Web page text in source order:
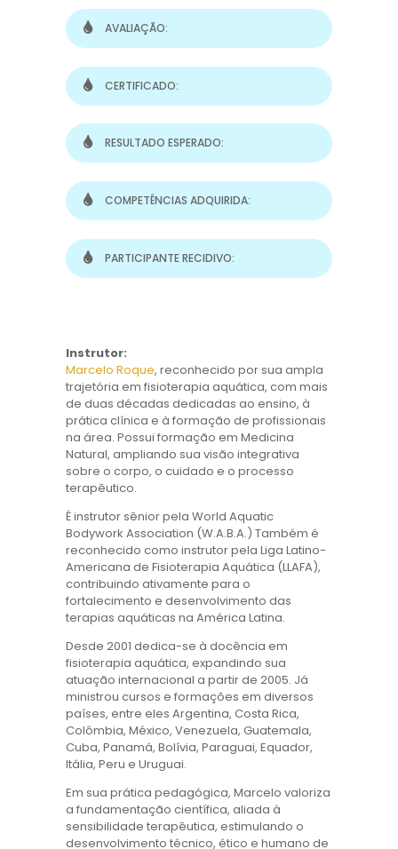
AVALIAÇÃO:
CERTIFICADO:
RESULTADO ESPERADO:
COMPETÊNCIAS ADQUIRIDA:
PARTICIPANTE RECIDIVO:
Instrutor:
Marcelo Roque, reconhecido por sua ampla
trajetória em fisioterapia aquática, com mais
de duas décadas dedicadas ao ensino, à
prática clínica e à formação de profissionais
na área. Possui formação em Medicina
Natural, ampliando sua visão integrativa
sobre o corpo, o cuidado e o processo
terapêutico.
É instrutor sênior pela World Aquatic
Bodywork Association (W.A.B.A.) Também é
reconhecido como instrutor pela Liga Latino-
Americana de Fisioterapia Aquática (LLAFA),
contribuindo ativamente para o
fortalecimento e desenvolvimento das
terapias aquáticas na América Latina.
Desde 2001 dedica-se à docência em
fisioterapia aquática, expandindo sua
atuação internacional a partir de 2005. Já
ministrou cursos e formações em diversos
países, entre eles Argentina, Costa Rica,
Colômbia, México, Venezuela, Guatemala,
Cuba, Panamá, Bolívia, Paraguai, Equador,
Itália, Peru e Uruguai.
Em sua prática pedagógica, Marcelo valoriza
a fundamentação científica, aliada à
sensibilidade terapêutica, estimulando o
desenvolvimento técnico, ético e humano de